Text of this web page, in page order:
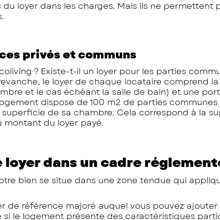
loyer dans les charges. Mais ils ne permettent
privés et communs
? Existe-t-il un loyer pour les parties
le loyer de chaque locataire comprend la
et le cas échéant la salle de bain) et une
dispose de 100 m2 de parties
superficie de sa chambre. Cela correspond à la
du loyer payé.
dans un cadre
bien se situe dans une zone tendue qui
de référence majoré auquel vous pouvez ajouter
si le logement présente des caractéristiques